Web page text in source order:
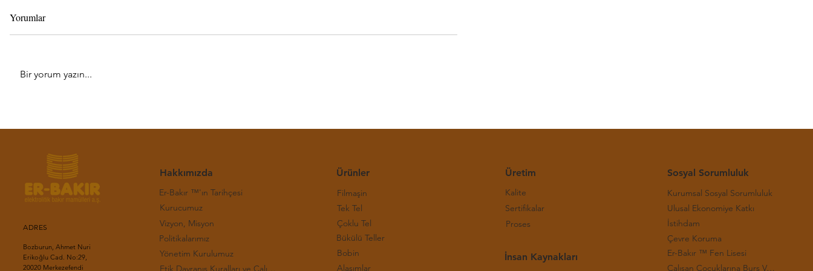
Hafta 2026)
Hafta 2026)
Hafta 2026)
Yorumlar
Bir yorum yazın...
ADRES
Bozburun, Ahmet Nuri
Erikoğlu Cad. No:29,
20020 Merkezefendi
Hakkımızda
Er-Bakır ™'ın Tarihçesi
Kurucumuz
Vizyon, Misyon
Politikalarımız
Yönetim Kurulumuz
Ürünler
Filmaşin
Tek Tel
Çoklu Tel
Bükülü Teller
Bobin
Alaşımlar
Üretim
Kalite
Sertifikalar
Proses
İnsan Kaynakları
Sosyal Sorumluluk
Kurumsal Sosyal Sorumluluk
Ulusal Ekonomiye Katkı
İstihdam
Er-Bakır ™ Fen Lisesi
Çevre Koruma
Çalışan Çocuklarına Burs Verilmesi